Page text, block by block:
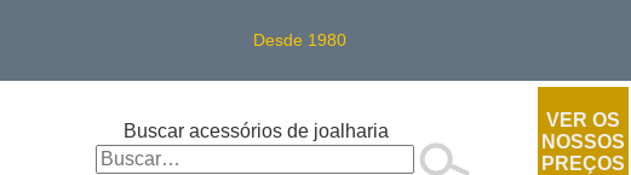
Desde 1980
Buscar acessórios de joalharia
VER OS
NOSSOS
PREÇOS